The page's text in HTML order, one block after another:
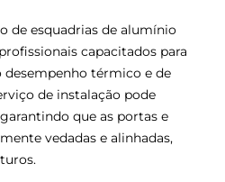
de esquadrias de alumínio
capacitados para
térmico e de
de instalação pode
que as portas e
vedadas e alinhadas,